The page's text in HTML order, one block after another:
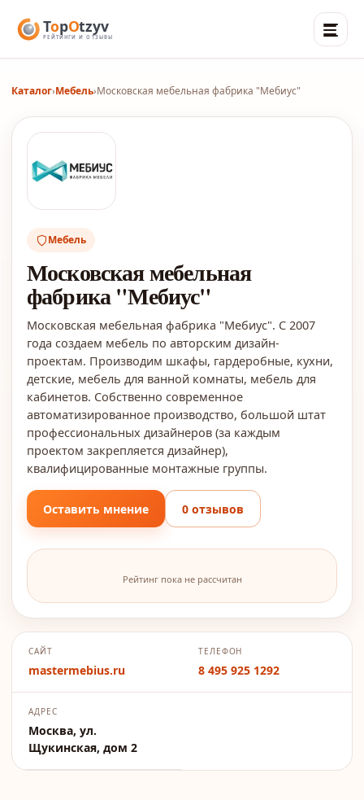
Каталог›Мебель›Московская мебельная фабрика "Мебиус"
Мебель
Московская мебельная
фабрика "Мебиус"
Московская мебельная фабрика "Мебиус". С 2007
года создаем мебель по авторским дизайн-
проектам. Производим шкафы, гардеробные, кухни,
детские, мебель для ванной комнаты, мебель для
кабинетов. Собственно современное
автоматизированное производство, большой штат
профессиональных дизайнеров (за каждым
проектом закрепляется дизайнер),
квалифицированные монтажные группы.
Оставить мнение 0 отзывов
Рейтинг пока не рассчитан
САЙТ
mastermebius.ru
ТЕЛЕФОН
8 495 925 1292
АДРЕС
Москва, ул.
Щукинская, дом 2